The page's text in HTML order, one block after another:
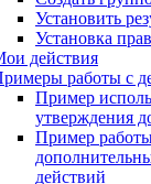
Установить
Установка прав
действия
работы с
Пример
утверждения
Пример
действий